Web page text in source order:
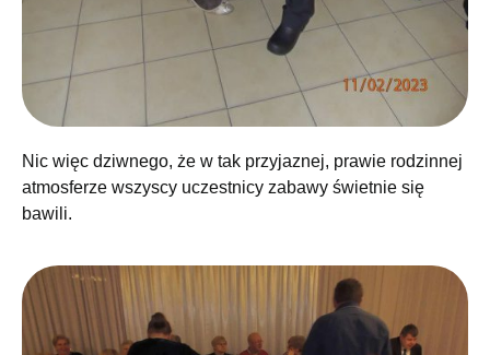
Nic więc dziwnego, że w tak przyjaznej, prawie rodzinnej
atmosferze wszyscy uczestnicy zabawy świetnie się
bawili.